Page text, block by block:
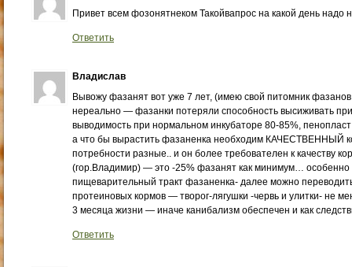
Привет всем фозонятнеком Такойвапрос на какой день надо
Ответить
Владислав
Вывожу фазанят вот уже 7 лет, (имею свой питомник фазанов
нереально — фазанки потеряли способность высиживать
выводимость при нормальном инкубаторе 80-85%,
а что бы вырастить фазаненка необходим КАЧЕСТВЕННЫЙ
потребности разные.. и он более требователен к качеству
(гор.Владимир) — это -25% фазанят как минимум…
пищеварительный тракт фазаненка- далее можно
протеиновых кормов — творог-лягушки -червь и улитки- не
3 месяца жизни — иначе канибализм обеспечен и как
Ответить